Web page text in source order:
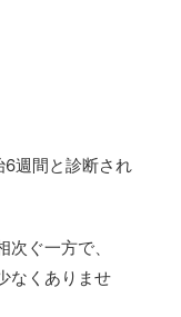
週間と診断され
ぐ一方で、
なくありませ